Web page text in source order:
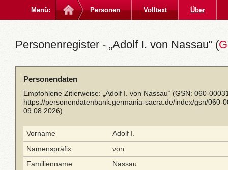
Menü: Personen Volltext Über
Personenregister - „Adolf I. von Nassau“ (
Personendaten
Empfohlene Zitierweise: „Adolf I. von Nassau“ (GSN: 060-
https://personendatenbank.germania-sacra.de/index/gsn/060-
09.08.2026).
Vorname
Adolf I.
Namenspräfix
von
Familienname
Nassau